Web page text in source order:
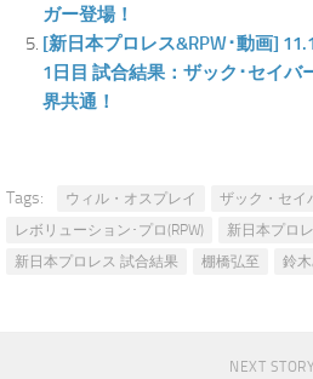
ガー登場！
[新日本プロレス&RPW･動画]
1日目 試合結果：ザック･セイバ
界共通！
Tags: ウィル・オスプレイ
ザック・セイ
レボリューション･プロ(RPW)
新日本プロ
新日本プロレス 試合結果
棚橋弘至 鈴
NEXT STORY